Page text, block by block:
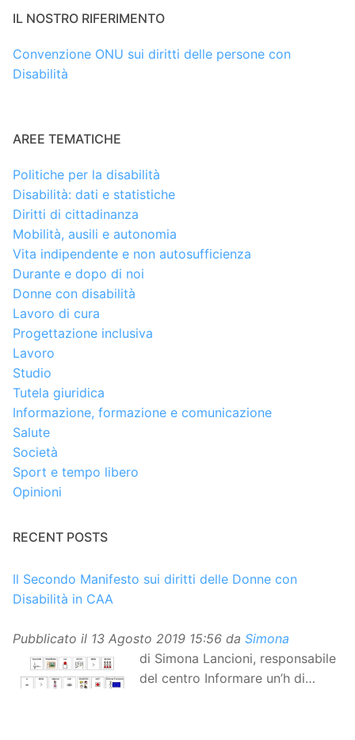
IL NOSTRO RIFERIMENTO
Convenzione ONU sui diritti delle persone con
Disabilità
AREE TEMATICHE
Politiche per la disabilità
Disabilità: dati e statistiche
Diritti di cittadinanza
Mobilità, ausili e autonomia
Vita indipendente e non autosufficienza
Durante e dopo di noi
Donne con disabilità
Lavoro di cura
Progettazione inclusiva
Lavoro
Studio
Tutela giuridica
Informazione, formazione e comunicazione
Salute
Società
Sport e tempo libero
Opinioni
RECENT POSTS
Il Secondo Manifesto sui diritti delle Donne con
Disabilità in CAA
Pubblicato il 13 Agosto 2019 15:56 da Simona
di Simona Lancioni, responsabile
del centro Informare un’h di